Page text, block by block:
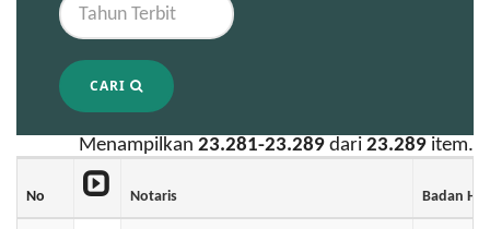
CARI
Menampilkan 23.281-23.289 dari 23.289 item.
No Notaris Badan